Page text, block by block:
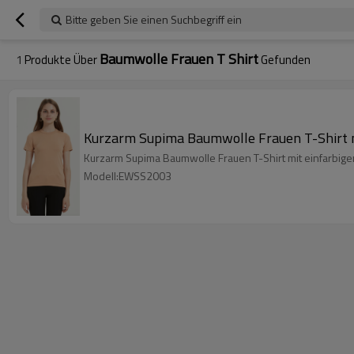
Bitte geben Sie einen Suchbegriff ein
1 Produkte ÜberBaumwolle Frauen T ShirtGefunden
Kurzarm Supima Baumwolle Frauen T-
Kurzarm Supima Baumwolle Frauen T-Shirt mit
Modell:EWSS2003